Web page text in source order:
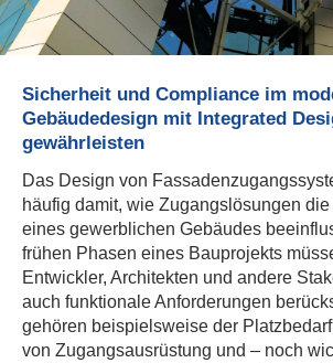
Sicherheit und Compliance im
Gebäudedesign mit Integrated
gewährleisten
Das Design von
häufig damit, wie Zugangslösungen
eines gewerblichen Gebäudes
frühen Phasen eines Bauprojekts
Entwickler, Architekten und andere
auch funktionale Anforderungen
gehören beispielsweise der
von Zugangsausrüstung und – noch